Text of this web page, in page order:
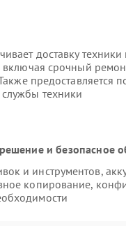
доставку
срочный
предоставляется
техники
и безопасное
и инструментов,
копирование,